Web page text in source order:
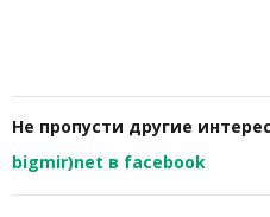
Не пропусти другие
bigmir)net в facebook